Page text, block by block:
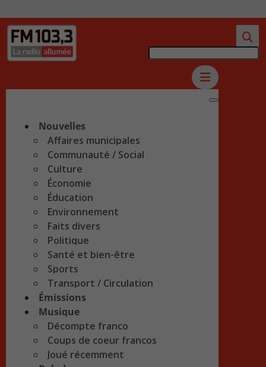
Nouvelles
Affaires municipales
Communauté / Social
Culture
Économie
Éducation
Environnement
Faits divers
Politique
Santé et bien-être
Sports
Transport / Circulation
Émissions
Musique
Décompte franco
Coups de coeur francos
Joué récemment